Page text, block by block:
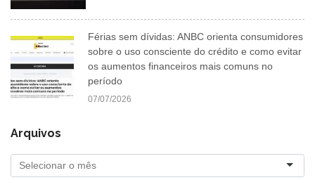
Férias sem dívidas: ANBC orienta consumidores
sobre o uso consciente do crédito e como evitar
os aumentos financeiros mais comuns no
período
07/07/2026
Arquivos